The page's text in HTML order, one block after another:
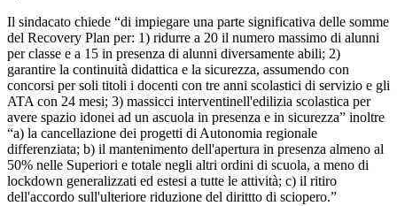
Il sindacato chiede “di impiegare una parte significativa delle somme
del Recovery Plan per: 1) ridurre a 20 il numero massimo di alunni
per classe e a 15 in presenza di alunni diversamente abili; 2)
garantire la continuità didattica e la sicurezza, assumendo con
concorsi per soli titoli i docenti con tre anni scolastici di servizio e gli
ATA con 24 mesi; 3) massicci interventinell'edilizia scolastica per
avere spazio idonei ad un ascuola in presenza e in sicurezza” inoltre
“a) la cancellazione dei progetti di Autonomia regionale
differenziata; b) il mantenimento dell'apertura in presenza almeno al
50% nelle Superiori e totale negli altri ordini di scuola, a meno di
lockdown generalizzati ed estesi a tutte le attività; c) il ritiro
dell'accordo sull'ulteriore riduzione del dirittto di sciopero.”